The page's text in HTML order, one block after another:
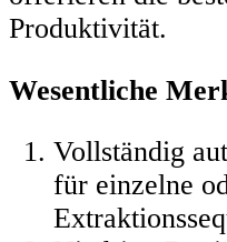
Produktivität.
Wesentliche
Vollständig
für einzelne